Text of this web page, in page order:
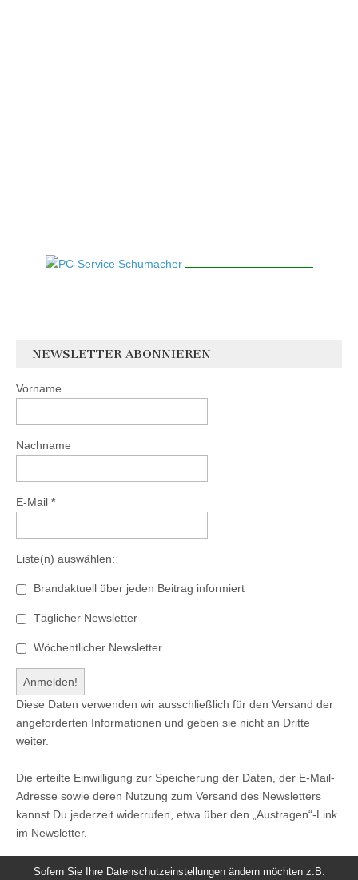
NEWSLETTER ABONNIEREN
Vorname
Nachname
E-Mail *
Liste(n) auswählen:
Brandaktuell über jeden Beitrag informiert
Täglicher Newsletter
Wöchentlicher Newsletter
Diese Daten verwenden wir ausschließlich für den Versand der
angeforderten Informationen und geben sie nicht an Dritte
weiter.
Die erteilte Einwilligung zur Speicherung der Daten, der E-Mail-
Adresse sowie deren Nutzung zum Versand des Newsletters
kannst Du jederzeit widerrufen, etwa über den „Austragen“-Link
im Newsletter.
Sofern Sie Ihre Datenschutzeinstellungen ändern möchten z.B.